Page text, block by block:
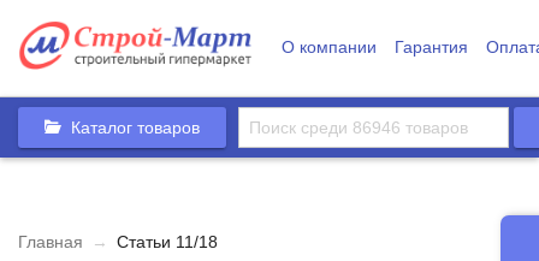
О компании Гарантия
Каталог товаров
Главная → Статьи 11/18